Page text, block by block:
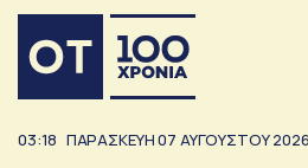
03:18 ΠΑΡΑΣΚΕΥΗ07 ΑΥΓΟΥΣΤΟΥ2026